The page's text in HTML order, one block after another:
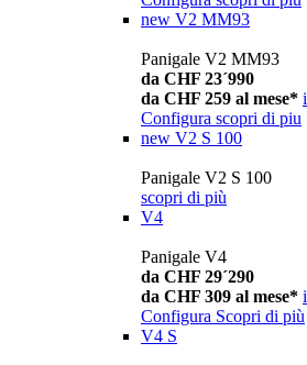
new V2 MM93
Panigale V2 MM93
da CHF 23´990
da CHF 259 al mese* i
Configura scopri di piu
new V2 S 100
Panigale V2 S 100
scopri di più
V4
Panigale V4
da CHF 29´290
da CHF 309 al mese* i
Configura Scopri di più
V4 S